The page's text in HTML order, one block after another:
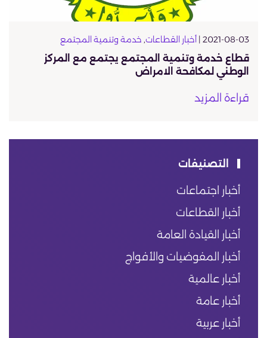
2021-08-03 | أخبار القطاعات, خدمة وتنمية المجتمع
قطاع خدمة وتنمية المجتمع يجتمع مع المركز
الوطني لمكافحة الامراض
قراءة المزيد
التصنيفات
أخبار اجتماعات
أخبار القطاعات
أخبار القيادة العامة
أخبار المفوضيات والأفواج
أخبار عالمية
أخبار عامة
أخبار عربية